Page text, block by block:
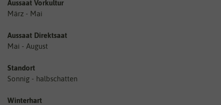
Aussaat Vorkultur
März - Mai
Aussaat Direktsaat
Mai - August
Standort
Sonnig - halbschatten
Winterhart